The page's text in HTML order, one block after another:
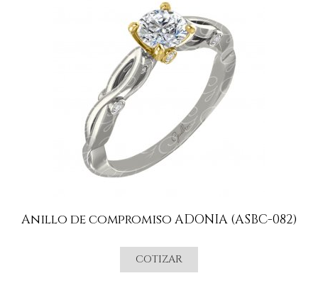
Anillo de compromiso ADONIA (ASBC-082)
COTIZAR